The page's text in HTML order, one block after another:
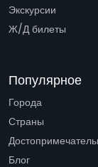
Экскурсии
Ж/Д билеты
Популярное
Города
Страны
Блог